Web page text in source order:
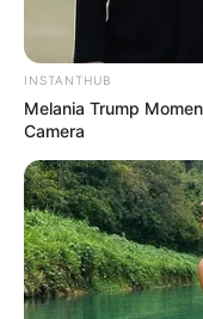
INSTANTHUB
Melania Trump
Camera